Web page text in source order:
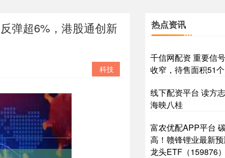
弹超6%，港股通创新
科技
热点资讯
千信网配资 重要信
收窄，待售面积51
线下配资平台 读方
海映八桂
富农优配APP平台
高！赣锋锂业最新
龙头ETF（159876